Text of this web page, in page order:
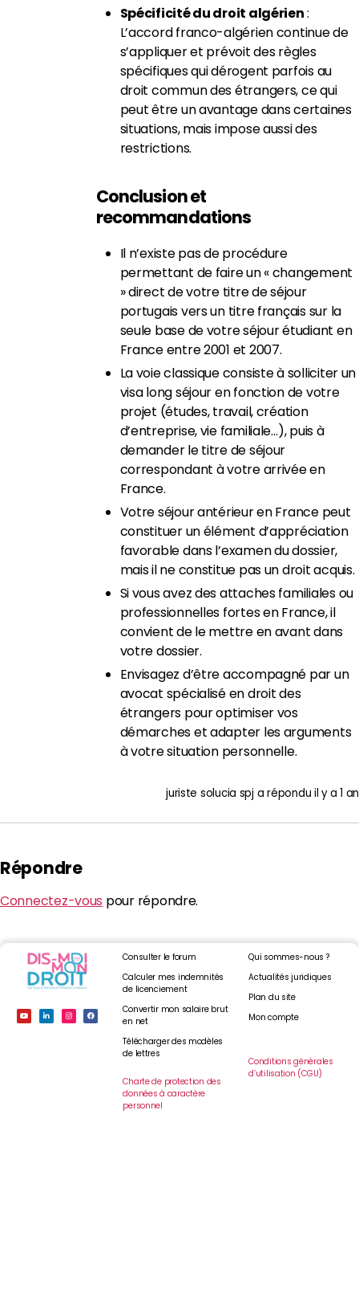
Spécificité du droit algérien:
L’accord franco-algérien continue de
s’appliquer et prévoit des règles
spécifiques qui dérogent parfois au
droit commun des étrangers, ce qui
peut être un avantage dans certaines
situations, mais impose aussi des
restrictions.
Conclusion et
recommandations
Il n’existe pas de procédure
permettant de faire un « changement
» direct de votre titre de séjour
portugais vers un titre français sur la
seule base de votre séjour étudiant en
France entre 2001 et 2007.
La voie classique consiste à solliciter un
visa long séjour en fonction de votre
projet (études, travail, création
d’entreprise, vie familiale…), puis à
demander le titre de séjour
correspondant à votre arrivée en
France.
Votre séjour antérieur en France peut
constituer un élément d’appréciation
favorable dans l’examen du dossier,
mais il ne constitue pas un droit acquis.
Si vous avez des attaches familiales ou
professionnelles fortes en France, il
convient de le mettre en avant dans
votre dossier.
Envisagez d’être accompagné par un
avocat spécialisé en droit des
étrangers pour optimiser vos
démarches et adapter les arguments
à votre situation personnelle.
juriste solucia spj a répondu il y a 1 an
Répondre
Connectez-vous pour répondre.
Consulter le forum
Calculer mes indemnités
de licenciement
Convertir mon salaire brut
en net
Télécharger des modèles
de lettres
Charte de protection des
données à caractère
personnel
Qui sommes-nous ?
Actualités juridiques
Plan du site
Mon compte
Conditions générales
d’utilisation (CGU)